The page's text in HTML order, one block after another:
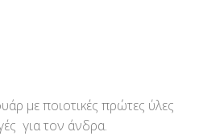
με ποιοτικές πρώτες ύλες
για τον άνδρα.